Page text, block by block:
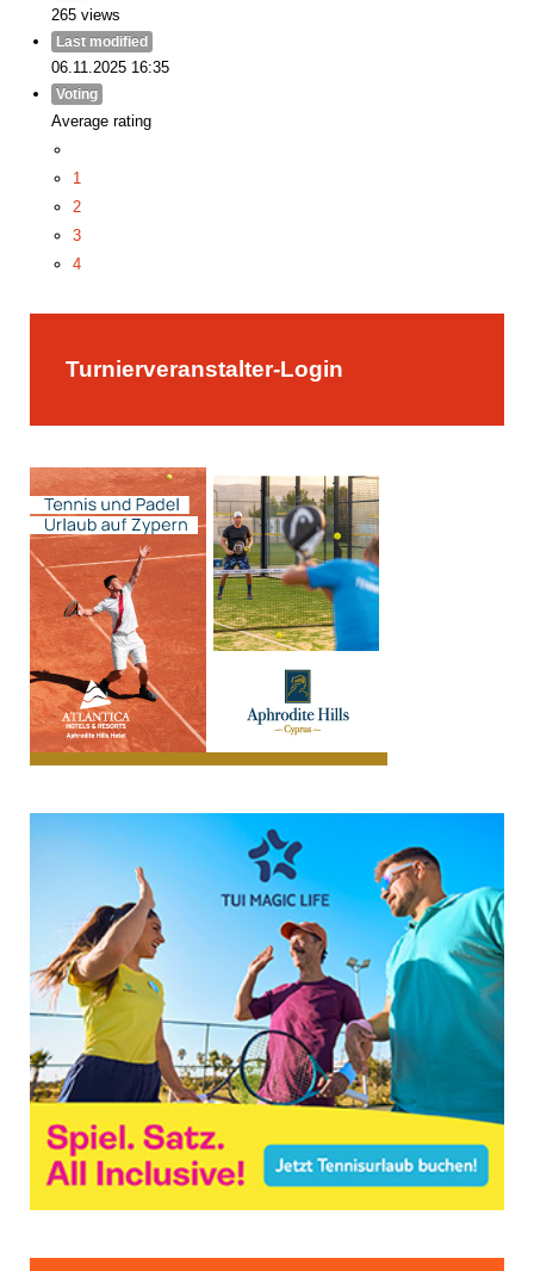
265 views
Last modified
06.11.2025 16:35
Voting
Average rating
1
2
3
4
Turnierveranstalter-Login